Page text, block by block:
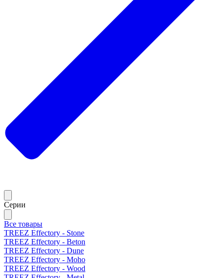
Серии
Все товары
TREEZ Effectory - Stone
TREEZ Effectory - Beton
TREEZ Effectory - Dune
TREEZ Effectory - Moho
TREEZ Effectory - Wood